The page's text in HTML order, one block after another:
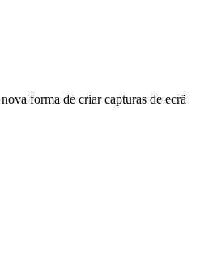
forma de criar capturas de ecrã